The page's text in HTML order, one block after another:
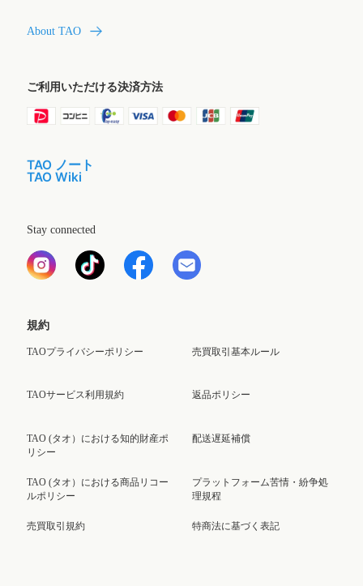
About TAO
ご利用いただける決済方法
TAO ノート
TAO Wiki
Stay connected
規約
TAOプライバシーポリシー
TAOサービス利用規約
TAO (タオ）における知的財産ポ
リシー
TAO (タオ）における商品リコー
ルポリシー
売買取引規約
売買取引基本ルール
返品ポリシー
配送遅延補償
プラットフォーム苦情・紛争処
理規程
特商法に基づく表記